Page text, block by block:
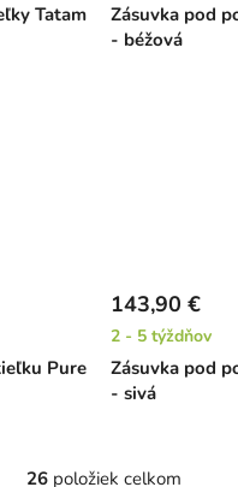
Tatam
Zásuvka pod
- béžová
Pure
Zásuvka pod
- sivá
143,90 €
2 - 5 týždňov
26položiek celkom